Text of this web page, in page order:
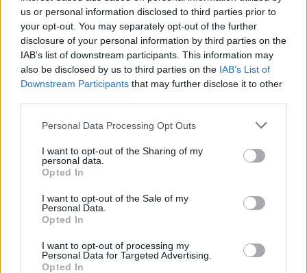
us or personal information disclosed to third parties prior to
your opt-out. You may separately opt-out of the further
disclosure of your personal information by third parties on the
IAB’s list of downstream participants. This information may
also be disclosed by us to third parties on the IAB’s List of
Downstream Participants that may further disclose it to other
Please note that this website/app uses one or more Google
not limited to your visit or usage behaviour. You may click to
grant or deny consent to Google and its third-party tags to
use your data for below specified purposes in below Google
consent section.
Personal Data Processing Opt Outs
I want to opt-out of the Sharing of my
personal data.
Opted In
I want to opt-out of the Sale of my
Personal Data.
Opted In
I want to opt-out of processing my
Personal Data for Targeted Advertising.
Opted In